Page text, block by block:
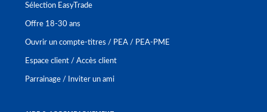
Sélection EasyTrade
Offre 18-30 ans
Ouvrir un compte-titres / PEA / PEA-PME
Espace client / Accès client
Parrainage / Inviter un ami